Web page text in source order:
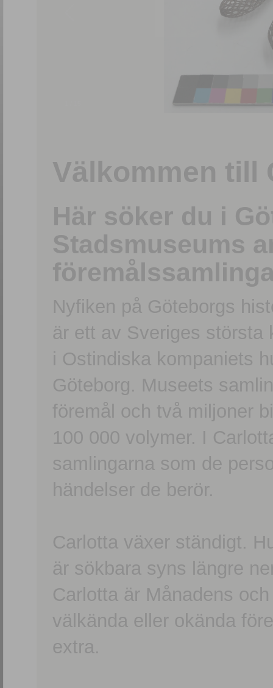
Välkommen till
Här söker du i
Stadsmuseums
Nyfiken på Göteborgs
är ett av Sveriges största
i Ostindiska kompaniets
Göteborg. Museets
föremål och två miljoner
100 000 volymer. I
samlingarna som de
händelser de berör.
Carlotta växer ständigt.
är sökbara syns längre
Carlotta är Månadens
välkända eller okända
extra.